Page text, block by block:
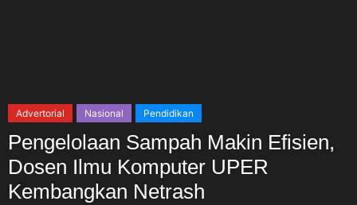
Advertorial Nasional Pendidikan
Pengelolaan Sampah Makin Efisien,
Dosen Ilmu Komputer UPER
Kembangkan Netrash